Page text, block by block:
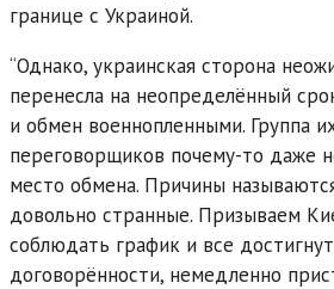
границе с Украиной.
“Однако, украинская сторона
перенесла на неопределённый
и обмен военнопленными. Группа
переговорщиков почему-то даже
место обмена. Причины
довольно странные. Призываем
соблюдать график и все
договорённости, немедленно